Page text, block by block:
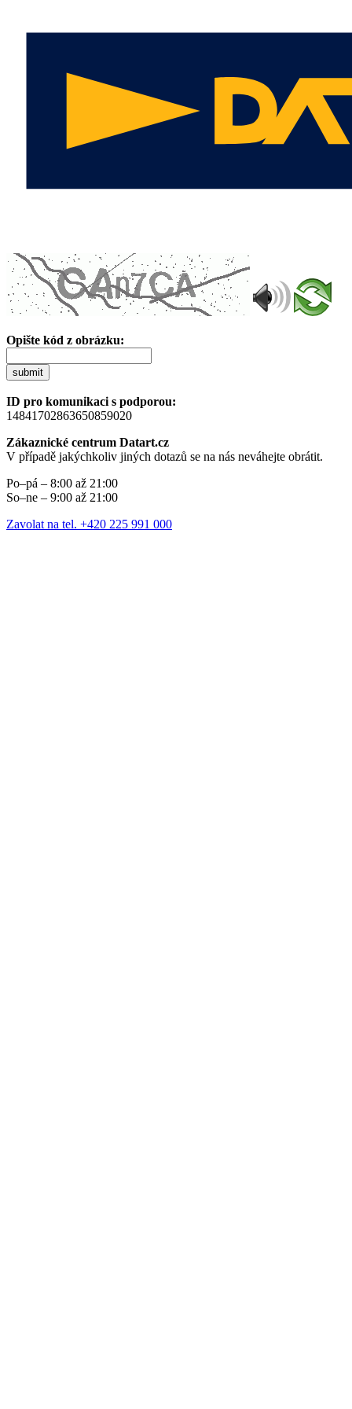
Opište kód z obrázku:
submit
ID pro komunikaci s podporou:
14841702863650859020
Zákaznické centrum Datart.cz
V případě jakýchkoliv jiných dotazů se na nás neváhejte obrátit.
Po–pá – 8:00 až 21:00
So–ne – 9:00 až 21:00
Zavolat na tel. +420 225 991 000